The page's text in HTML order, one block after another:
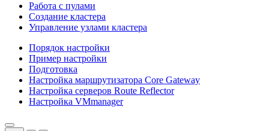
Работа с пулами
Создание кластера
Управление узлами кластера
Порядок настройки
Пример настройки
Подготовка
Настройка маршрутизатора Core Gateway
Настройка серверов Route Reflector
Настройка VMmanager